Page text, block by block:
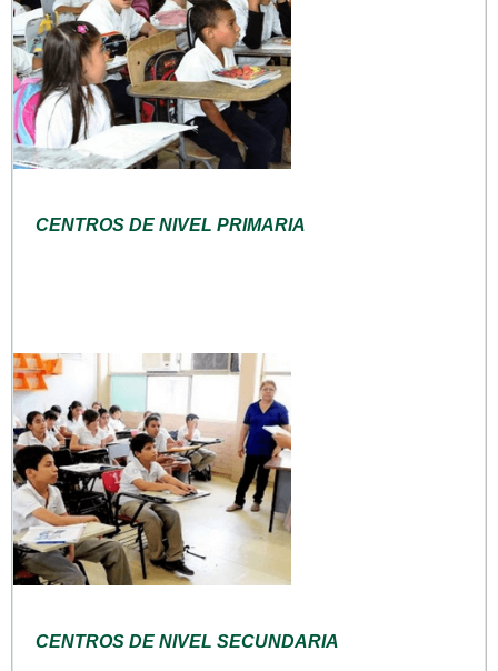
CENTROS DE NIVEL PRIMARIA
CENTROS DE NIVEL SECUNDARIA